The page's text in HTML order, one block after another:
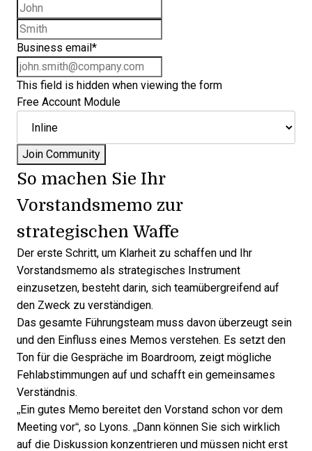
Business email *
This field is hidden when viewing the form
Free Account Module
So machen Sie Ihr
Vorstandsmemo zur
strategischen Waffe
Der erste Schritt, um Klarheit zu schaffen und Ihr
Vorstandsmemo als strategisches Instrument
einzusetzen, besteht darin, sich teamübergreifend auf
den Zweck zu verständigen.
Das gesamte Führungsteam muss davon überzeugt sein
und den Einfluss eines Memos verstehen. Es setzt den
Ton für die Gespräche im Boardroom, zeigt mögliche
Fehlabstimmungen auf und schafft ein gemeinsames
Verständnis.
„Ein gutes Memo bereitet den Vorstand schon vor dem
Meeting vor“, so Lyons. „Dann können Sie sich wirklich
auf die Diskussion konzentrieren und müssen nicht erst